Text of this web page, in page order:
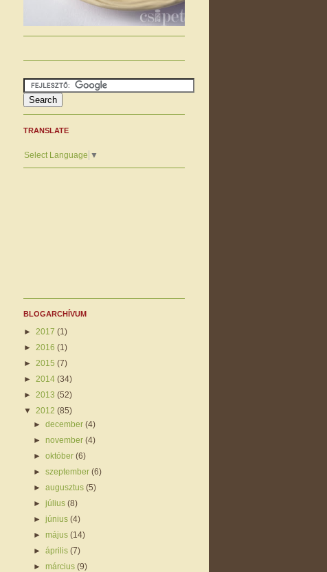
TRANSLATE
Select Language ▼
BLOGARCHÍVUM
► 2017 (1)
► 2016 (1)
► 2015 (7)
► 2014 (34)
► 2013 (52)
▼ 2012 (85)
►december(4)
►november(4)
►október(6)
►szeptember(6)
►augusztus(5)
►július(8)
►június(4)
►május(14)
►április(7)
►március(9)